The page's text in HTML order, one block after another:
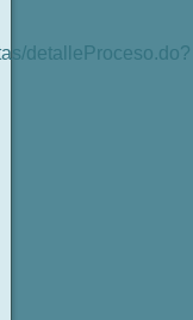
detalleProceso.do?